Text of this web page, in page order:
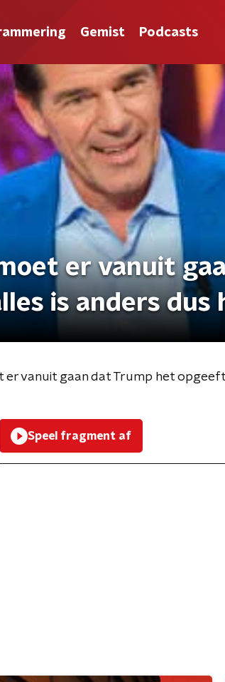
Gemist Podcasts
er vanuit
is anders dus
er vanuit gaan dat Trump het
Speel fragment af